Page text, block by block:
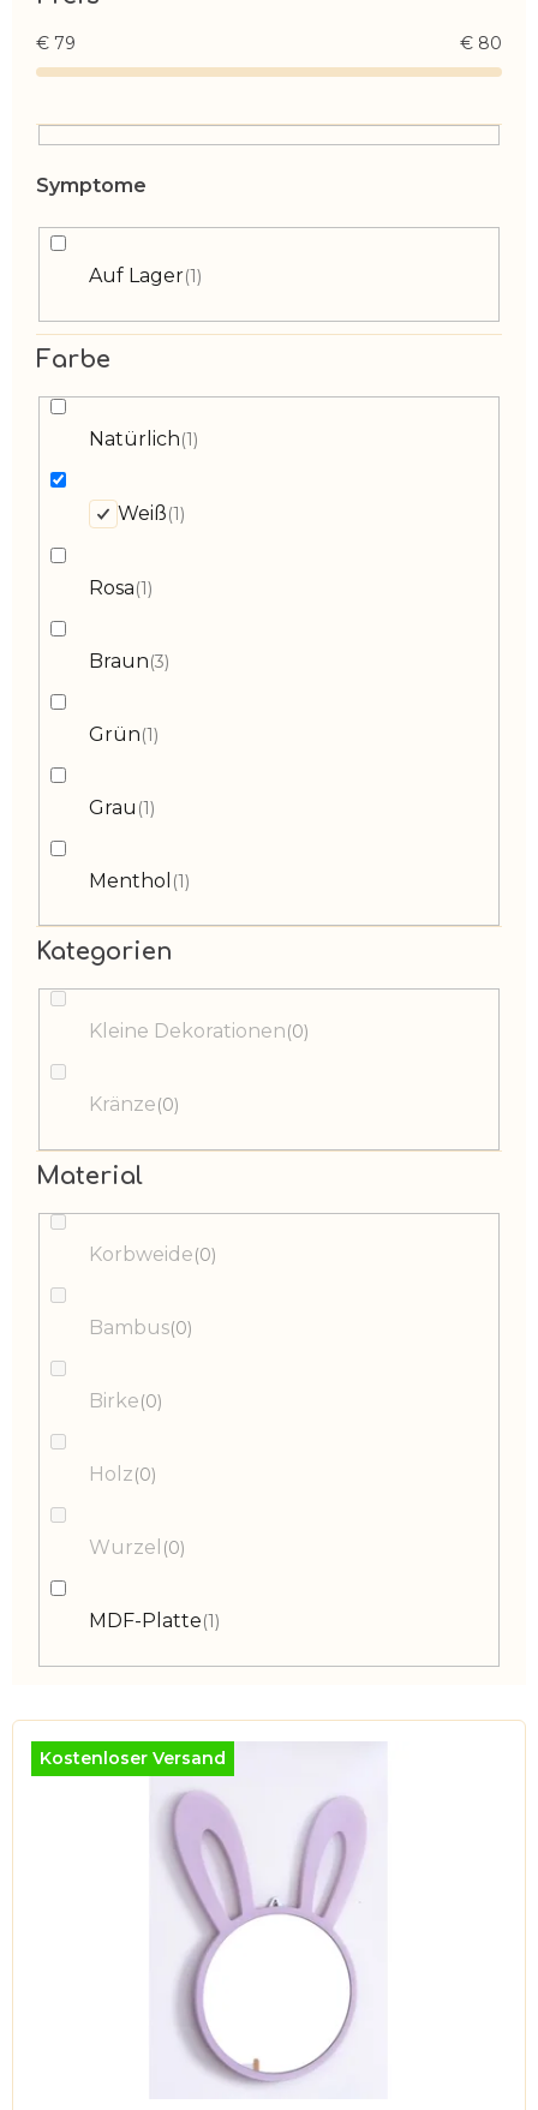
€ 79 € 80
Auf Lager 1
Farbe
Natürlich 1
Weiß 1
Rosa 1
Braun 3
Grün 1
Grau 1
Menthol 1
Kategorien
Kleine Dekorationen 0
Kränze 0
Material
Korbweide 0
Bambus 0
Birke 0
Holz 0
Wurzel 0
MDF-Platte 1
L
Kostenloser Versand